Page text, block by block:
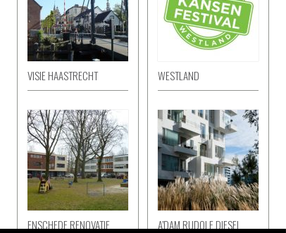
VISIE HAASTRECHT WESTLAND
ENSCHEDE RENOVATIE A’DAM RUDOLF DIESEL